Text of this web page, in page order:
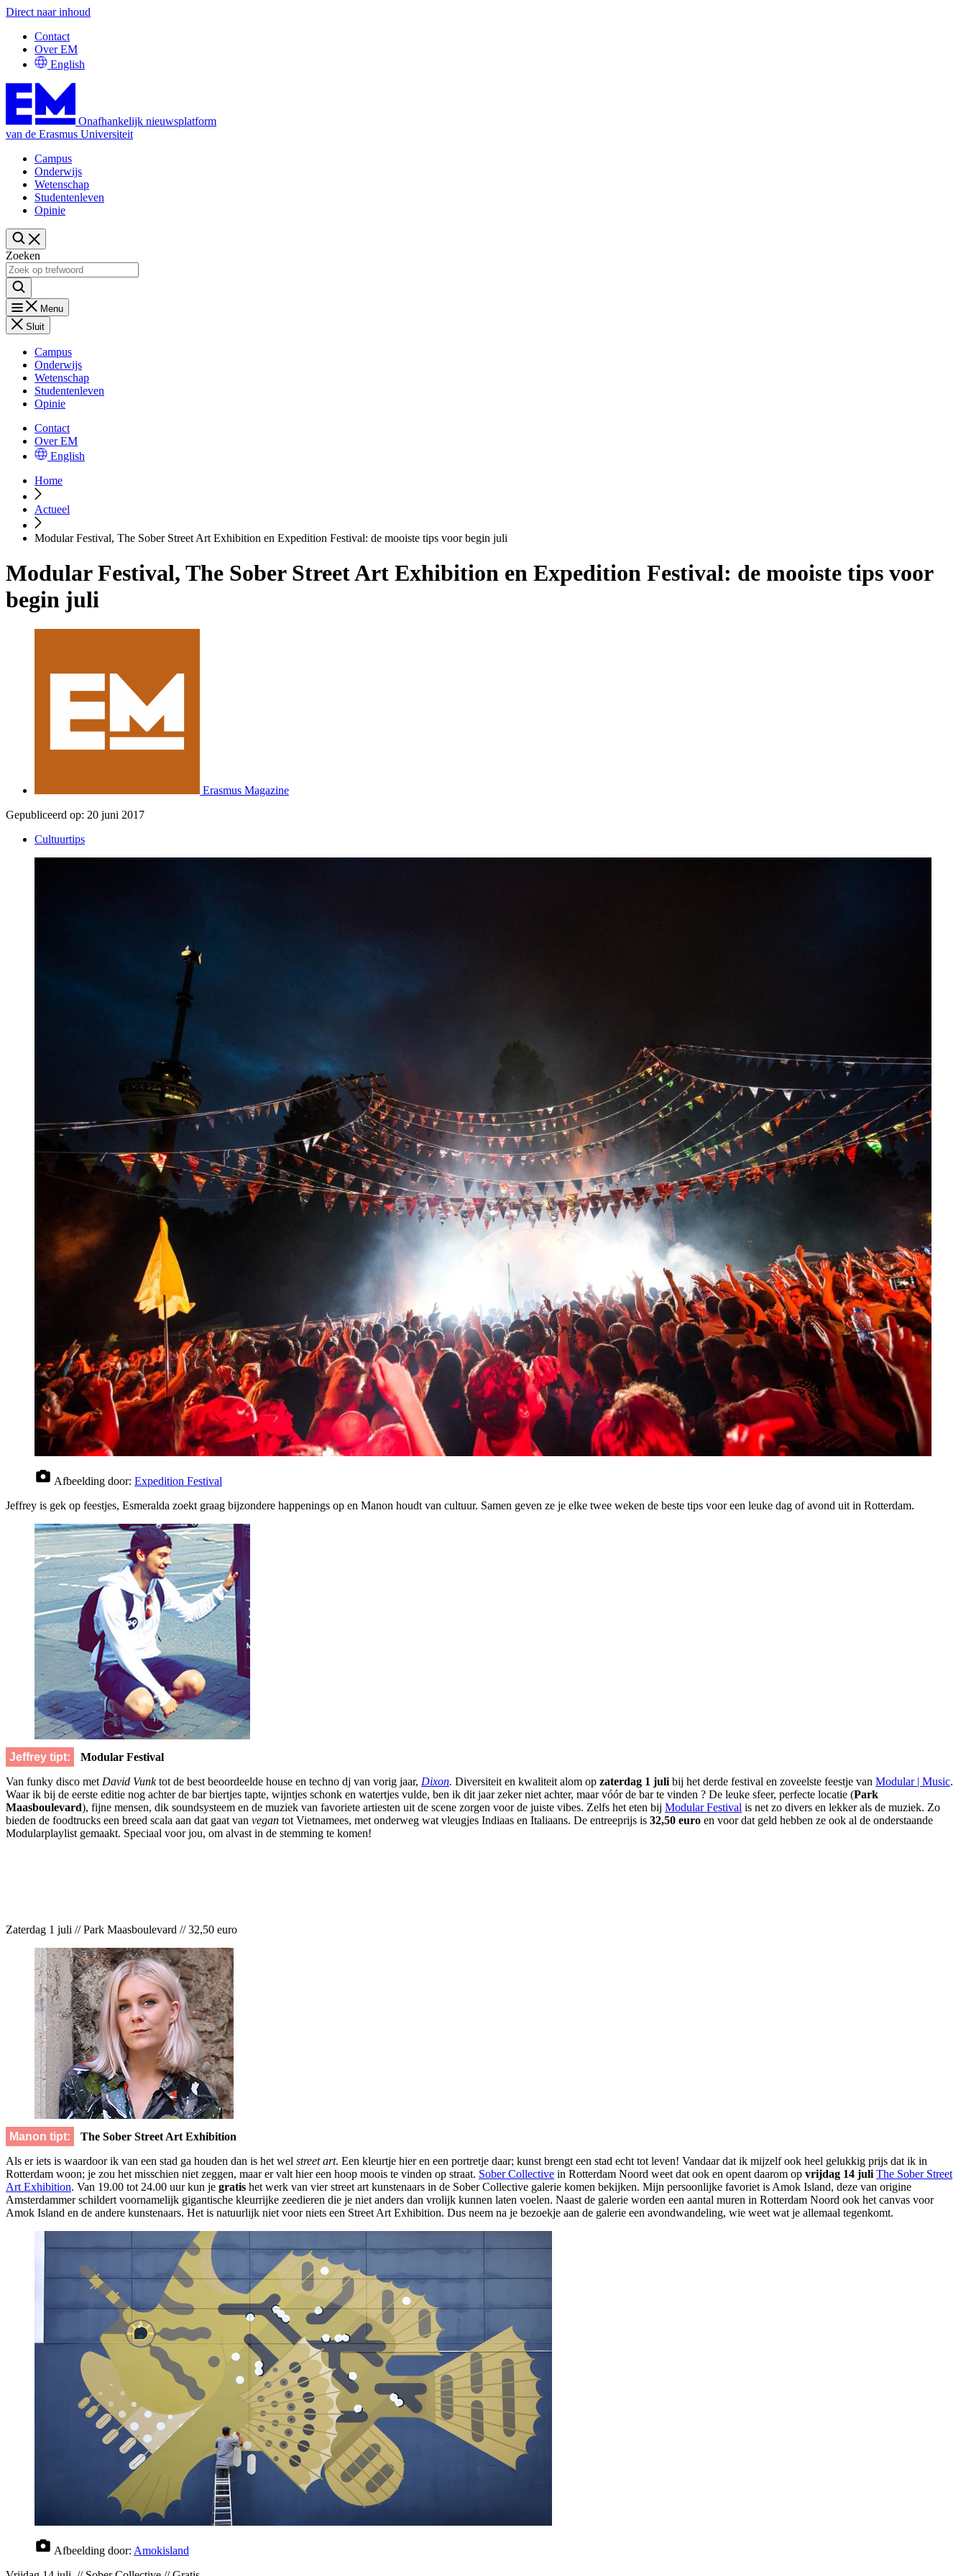
Direct naar inhoud
Contact
Over EM
English
Onafhankelijk nieuwsplatform
van de Erasmus Universiteit
Campus
Onderwijs
Wetenschap
Studentenleven
Opinie
Zoeken
Menu
Sluit
Campus
Onderwijs
Wetenschap
Studentenleven
Opinie
Contact
Over EM
English
Home
Actueel
Modular Festival, The Sober Street Art Exhibition en Expedition Festival: de mooiste tips voor begin juli
Modular Festival, The Sober Street Art Exhibition en Expedition Festival: de mooiste tips voor
begin juli
Erasmus Magazine
Gepubliceerd op: 20 juni 2017
Cultuurtips
Afbeelding door: Expedition Festival
Jeffrey is gek op feestjes, Esmeralda zoekt graag bijzondere happenings op en Manon houdt van cultuur. Samen geven ze je elke twee weken de beste tips voor een leuke dag of avond uit in Rotterdam.
Jeffrey tipt:
Modular Festival
Van funky disco met David Vunktot de best beoordeelde house en techno dj van vorig jaar, Dixon. Diversiteit en kwaliteit alom op zaterdag 1 juli bij het derde festival en zoveelste feestje van Modular | Music.
Waar ik bij de eerste editie nog achter de bar biertjes tapte, wijntjes schonk en watertjes vulde, ben ik dit jaar zeker niet achter, maar vóór de bar te vinden ? De leuke sfeer, perfecte locatie (Park
Maasboulevard), fijne mensen, dik soundsysteem en de muziek van favoriete artiesten uit de scene zorgen voor de juiste vibes. Zelfs het eten bij Modular Festival is net zo divers en lekker als de muziek. Zo
bieden de foodtrucks een breed scala aan dat gaat van vegan tot Vietnamees, met onderweg wat vleugjes Indiaas en Italiaans. De entreeprijs is 32,50 euro en voor dat geld hebben ze ook al de onderstaande
Modularplaylist gemaakt. Speciaal voor jou, om alvast in de stemming te komen!
Zaterdag 1 juli // Park Maasboulevard // 32,50 euro
Manon tipt:
The Sober Street Art Exhibition
Als er iets is waardoor ik van een stad ga houden dan is het wel street art. Een kleurtje hier en een portretje daar; kunst brengt een stad echt tot leven! Vandaar dat ik mijzelf ook heel gelukkig prijs dat ik in
Rotterdam woon; je zou het misschien niet zeggen, maar er valt hier een hoop moois te vinden op straat. Sober Collective in Rotterdam Noord weet dat ook en opent daarom op vrijdag 14 juli The Sober Street
Art Exhibition. Van 19.00 tot 24.00 uur kun je gratis het werk van vier street art kunstenaars in de Sober Collective galerie komen bekijken. Mijn persoonlijke favoriet is Amok Island, deze van origine
Amsterdammer schildert voornamelijk gigantische kleurrijke zeedieren die je niet anders dan vrolijk kunnen laten voelen. Naast de galerie worden een aantal muren in Rotterdam Noord ook het canvas voor
Amok Island en de andere kunstenaars. Het is natuurlijk niet voor niets een Street Art Exhibition. Dus neem na je bezoekje aan de galerie een avondwandeling, wie weet wat je allemaal tegenkomt.
Afbeelding door: Amokisland